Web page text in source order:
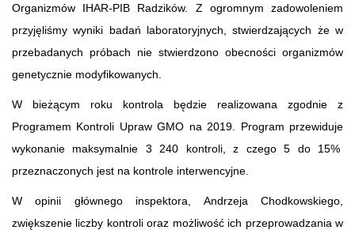
Organizmów IHAR-PIB Radzików. Z ogromnym zadowoleniem
przyjęliśmy wyniki badań laboratoryjnych, stwierdzających że w
przebadanych próbach nie stwierdzono obecności organizmów
genetycznie modyfikowanych.
W bieżącym roku kontrola będzie realizowana zgodnie z
Programem Kontroli Upraw GMO na 2019. Program przewiduje
wykonanie maksymalnie 3 240 kontroli, z czego 5 do 15%
przeznaczonych jest na kontrole interwencyjne.
W opinii głównego inspektora, Andrzeja Chodkowskiego,
zwiększenie liczby kontroli oraz możliwość ich przeprowadzania w